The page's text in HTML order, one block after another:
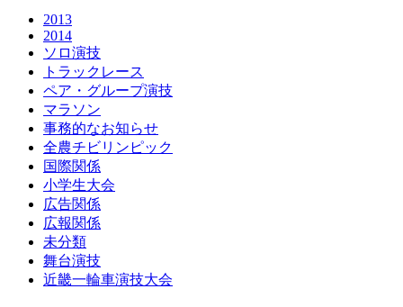
2013
2014
ソロ演技
トラックレース
ペア・グループ演技
マラソン
事務的なお知らせ
全農チビリンピック
国際関係
小学生大会
広告関係
広報関係
未分類
舞台演技
近畿一輪車演技大会